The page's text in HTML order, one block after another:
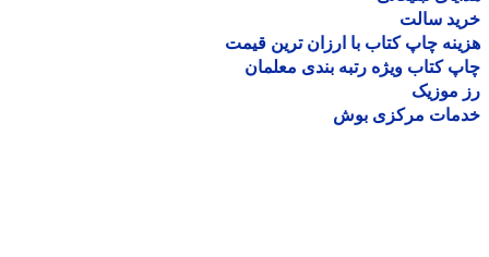
سالت
چاپ کتاب با ارزان ترین قیمت
کتاب ویژه رتبه بندی معلمان
موزیک
مرکزی بوش